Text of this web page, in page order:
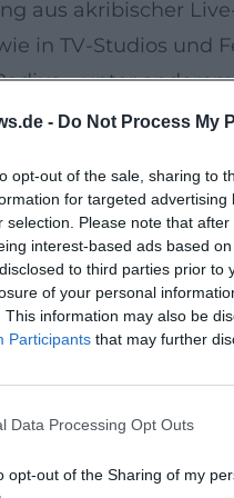
- Do Not Process My
opt-out of the sale, sharing to
for targeted
selection. Please note that
interest-based ads based
to third parties prior
of your personal
This information may also be
Participants that may further
Data Processing Opt Outs
opt-out of the Sharing of my
aus akribischer
in TV-Studios und
– unter
Dialekt, Jodler,
und
dahoam“
künstlerische
und das in
Pop-Rock-
di so – Edition)“
Diskographie
in einem
Tourneen,